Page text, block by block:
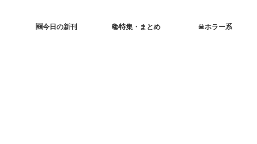
🆕今日の新刊 📚特集・まとめ ☠ホラー系